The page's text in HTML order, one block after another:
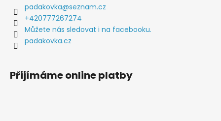
padakovka@seznam.cz
+420777267274
Můžete nás sledovat i na facebooku.
padakovka.cz
Přijímáme online platby